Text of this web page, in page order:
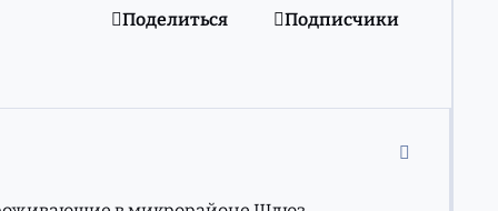
Поделиться Подписчики